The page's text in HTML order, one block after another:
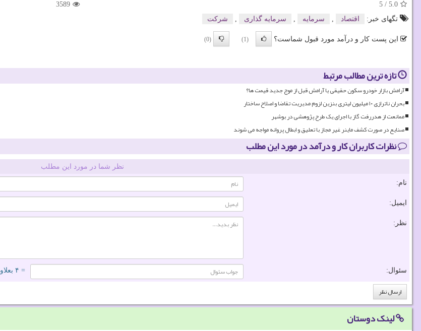
5.0
/
5
3589
تگهای خبر:
اقتصاد , سرمایه , سرمایه گذاری , شركت
این پست کار و درآمد مورد قبول شماست؟ (1)
(0)
تازه ترین مطالب مرتبط
آرامش بازار خودرو سکون حقیقی یا آرامش قبل از موج جدید قیمت ها؟
بحران ناترازی ۱۰ میلیون لیتری بنزین لزوم مدیریت تقاضا و اصلاح ساختار
ممانعت از هدررفت گاز با اجرای یک طرح پژوهشی در بوشهر
صنایع در صورت کشف ماینر غیر مجاز با تعلیق و ابطال پروانه مواجه می شوند
نظرات کاربران کار و درآمد در مورد این مطلب
نظر شما در مورد این مطلب
نام:
ایمیل:
نظر:
سئوال: = ۴ بعلاوه ۴
لینک دوستان